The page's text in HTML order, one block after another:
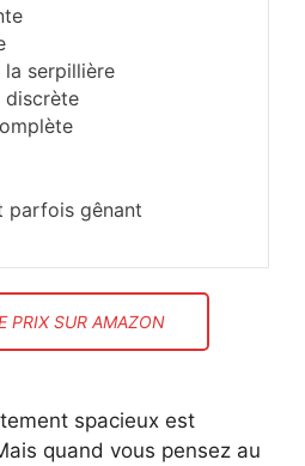
serpillière
discrète
parfois gênant
PRIX SUR AMAZON
spacieux est
quand vous pensez au